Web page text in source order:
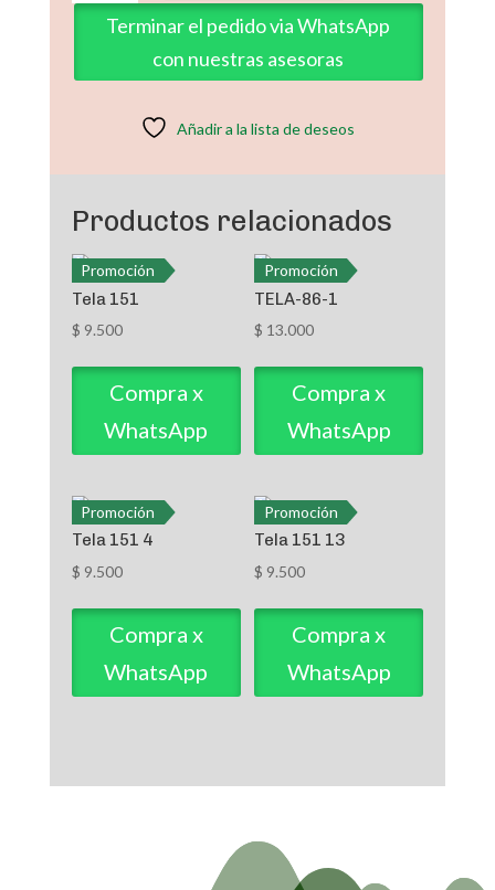
40
cantidadTerminar el pedido via WhatsApp
con nuestras asesoras
Añadir a la lista de deseos
Productos relacionados
Promoción
Tela 151
$ 9.500
Compra x
WhatsApp
Promoción
TELA-86-1
$ 13.000
Compra x
WhatsApp
Promoción
Tela 151 4
$ 9.500
Compra x
WhatsApp
Promoción
Tela 151 13
$ 9.500
Compra x
WhatsApp